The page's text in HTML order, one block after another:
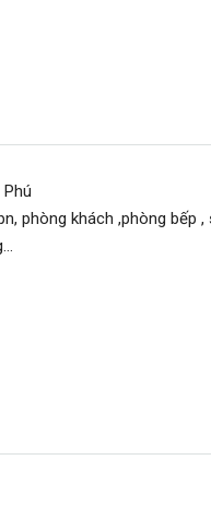
phòng khách ,phòng bếp